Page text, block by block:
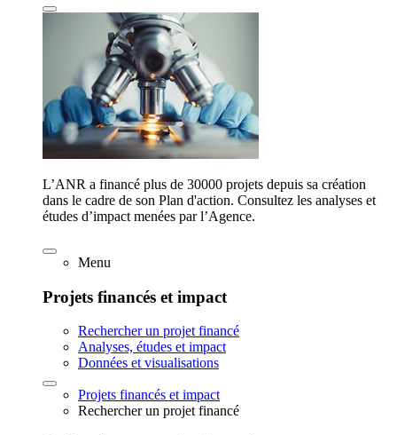
L’ANR a financé plus de 30000 projets depuis sa création
dans le cadre de son Plan d'action. Consultez les analyses et
études d’impact menées par l’Agence.
Menu
Projets financés et impact
Rechercher un projet financé
Analyses, études et impact
Données et visualisations
Projets financés et impact
Rechercher un projet financé